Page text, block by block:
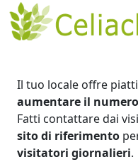
Il tuo locale offre
aumentare il
Fatti contattare dai
sito di riferimento
visitatori giornalieri.